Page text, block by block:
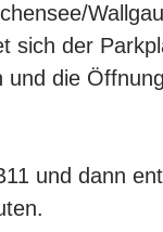
sich der
und die
und dann